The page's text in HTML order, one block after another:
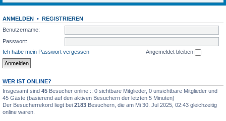
ANMELDEN • REGISTRIEREN
Benutzername:
Passwort:
Ich habe mein Passwort vergessen
Angemeldet bleiben
WER IST ONLINE?
Insgesamt sind 45 Besucher online :: 0 sichtbare Mitglieder, 0 unsichtbare Mitglieder und
45 Gäste (basierend auf den aktiven Besuchern der letzten 5 Minuten)
Der Besucherrekord liegt bei 2183 Besuchern, die am Mi 30. Jul 2025, 02:43 gleichzeitig
online waren.